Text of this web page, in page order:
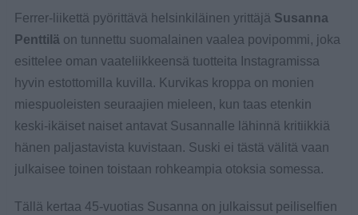
Ferrer-liikettä pyörittävä helsinkiläinen yrittäjä Susanna
Penttilä on tunnettu suomalainen vaalea povipommi, joka
esittelee oman vaateliikkeensä tuotteita Instagramissa
hyvin estottomilla kuvilla. Kurvikas kroppa on monien
miespuoleisten seuraajien mieleen, kun taas etenkin
keski-ikäiset naiset antavat Susannalle lähinnä kritiikkiä
hänen paljastavista kuvistaan. Suski ei tästä välitä vaan
julkaisee toinen toistaan rohkeampia otoksia somessa.
Tällä kertaa 45-vuotias Susanna on julkaissut peiliselfien